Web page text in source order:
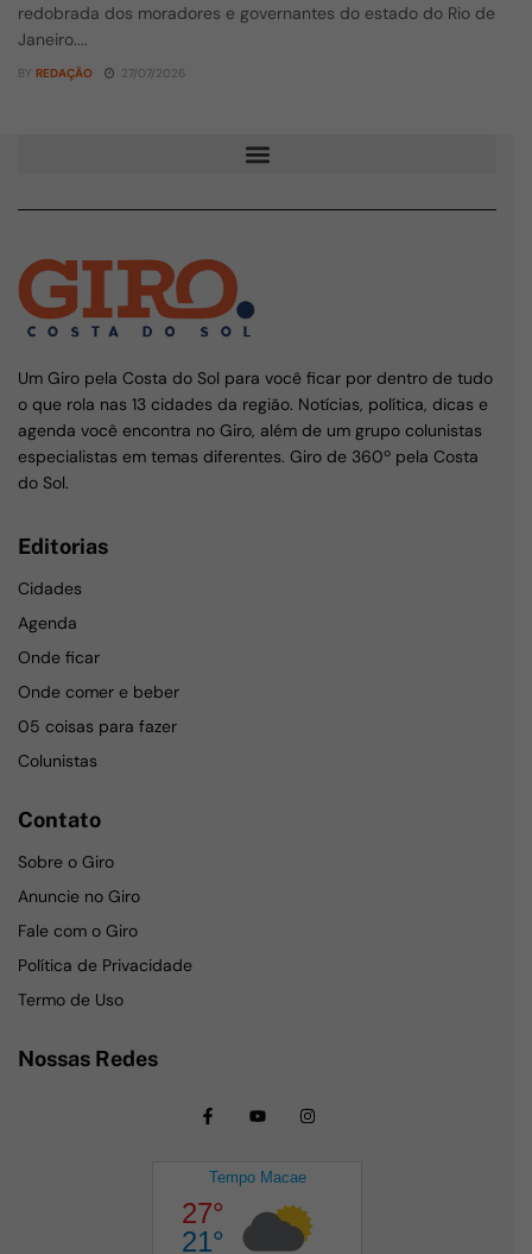
redobrada dos moradores e governantes do estado do Rio de
Janeiro....
BY REDAÇÃO 27/07/2026
Um Giro pela Costa do Sol para você ficar por dentro de tudo
o que rola nas 13 cidades da região. Notícias, política, dicas e
agenda você encontra no Giro, além de um grupo colunistas
especialistas em temas diferentes. Giro de 360º pela Costa
do Sol.
Editorias
Cidades
Agenda
Onde ficar
Onde comer e beber
05 coisas para fazer
Colunistas
Contato
Sobre o Giro
Anuncie no Giro
Fale com o Giro
Política de Privacidade
Termo de Uso
Nossas Redes